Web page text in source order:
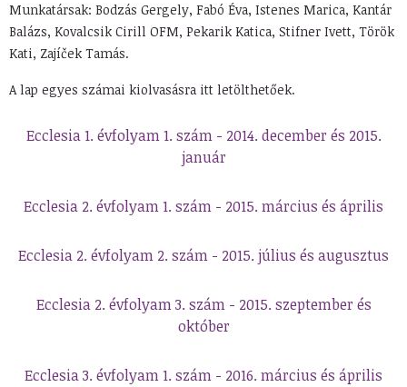
Munkatársak: Bodzás Gergely, Fabó Éva, Istenes Marica, Kantár
Balázs, Kovalcsik Cirill OFM, Pekarik Katica, Stifner Ivett, Török
Kati, Zajíček Tamás.
A lap egyes számai kiolvasásra itt letölthetőek.
Ecclesia 1. évfolyam 1. szám - 2014. december és 2015.
január
Ecclesia 2. évfolyam 1. szám - 2015. március és április
Ecclesia 2. évfolyam 2. szám - 2015. július és augusztus
Ecclesia 2. évfolyam 3. szám - 2015. szeptember és
október
Ecclesia 3. évfolyam 1. szám - 2016. március és április